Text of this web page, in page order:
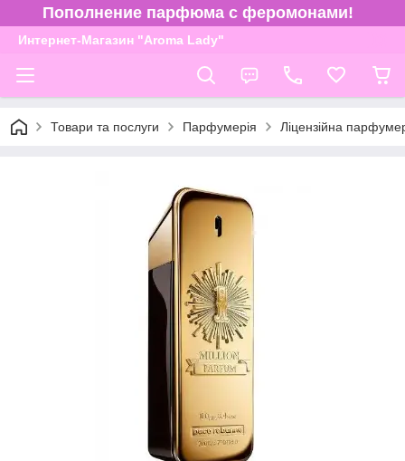
Пополнение парфюма с феромонами!
Интернет-Магазин "Aroma Lady"
Товари та послуги Парфумерія Ліцензійна